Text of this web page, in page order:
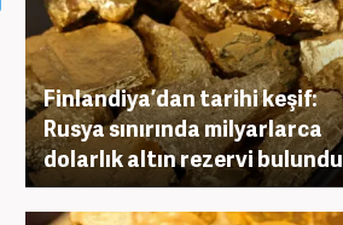
Finlandiya’dan tarihi keşif:
Rusya sınırında milyarlarca
dolarlık altın rezervi bulundu